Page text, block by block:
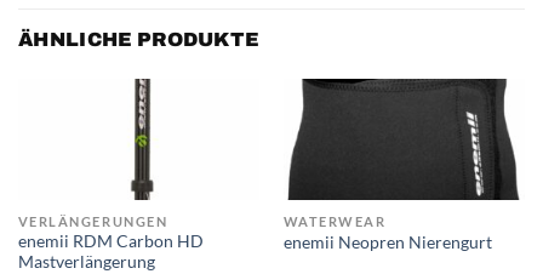
ÄHNLICHE PRODUKTE
VERLÄNGERUNGEN
enemii RDM Carbon HD
Mastverlängerung
WATERWEAR
enemii Neopren Nierengurt